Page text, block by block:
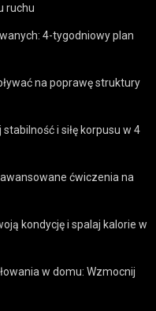
ruchu
4-tygodniowy plan
na poprawę struktury
i siłę korpusu w 4
ćwiczenia na
kondycję i spalaj kalorie w
w domu: Wzmocnij